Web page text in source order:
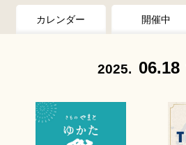
カレンダー 開催中
2025. 06.18